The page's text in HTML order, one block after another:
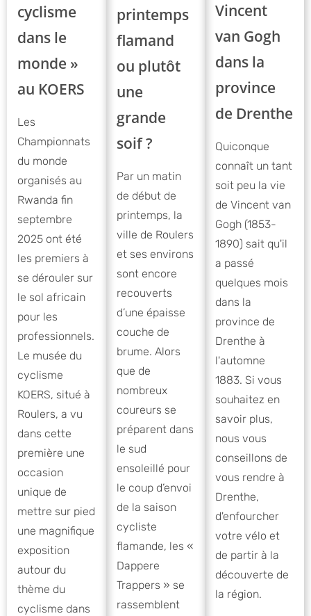
cyclisme
dans le
monde »
au KOERS
Les
Championnats
du monde
organisés au
Rwanda fin
septembre
2025 ont été
les premiers à
se dérouler sur
le sol africain
pour les
professionnels.
Le musée du
cyclisme
KOERS, situé à
Roulers, a vu
dans cette
première une
occasion
unique de
mettre sur pied
une magnifique
exposition
autour du
thème du
cyclisme dans
printemps
flamand
ou plutôt
une
grande
soif ?
Par un matin
de début de
printemps, la
ville de Roulers
et ses environs
sont encore
recouverts
d’une épaisse
couche de
brume. Alors
que de
nombreux
coureurs se
préparent dans
le sud
ensoleillé pour
le coup d’envoi
de la saison
cycliste
flamande, les «
Dappere
Trappers » se
rassemblent
Vincent
van Gogh
dans la
province
de Drenthe
Quiconque
connaît un tant
soit peu la vie
de Vincent van
Gogh (1853-
1890) sait qu'il
a passé
quelques mois
dans la
province de
Drenthe à
l'automne
1883. Si vous
souhaitez en
savoir plus,
nous vous
conseillons de
vous rendre à
Drenthe,
d'enfourcher
votre vélo et
de partir à la
découverte de
la région.